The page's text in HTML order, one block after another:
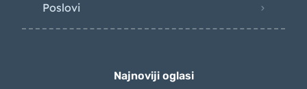
Poslovi
Najnoviji oglasi